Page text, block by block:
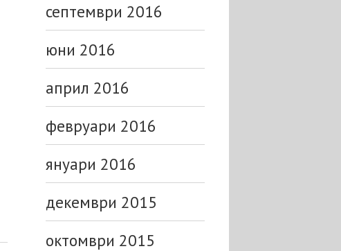
септември 2016
юни 2016
април 2016
февруари 2016
януари 2016
декември 2015
октомври 2015